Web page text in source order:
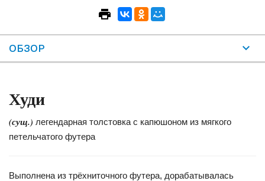
ОБЗОР
Худи
(сущ.) легендарная толстовка с капюшоном из мягкого
петельчатого футера
Выполнена из трёхниточного футера, дорабатывалась